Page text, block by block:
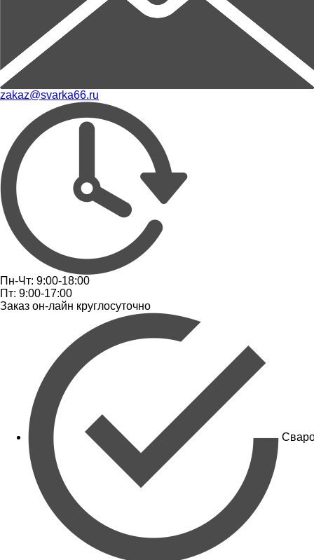
zakaz@svarka66.ru
Пн-Чт: 9:00-18:00
Пт: 9:00-17:00
Заказ он-лайн круглосуточно